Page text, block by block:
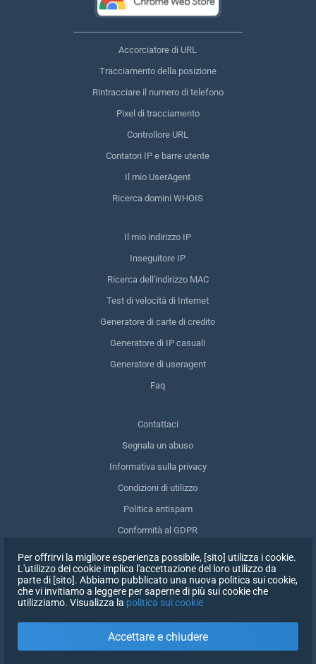
Accorciatore di URL
Tracciamento della posizione
Rintracciare il numero di telefono
Pixel di tracciamento
Controllore URL
Contatori IP e barre utente
Il mio UserAgent
Ricerca domini WHOIS
Il mio indirizzo IP
Inseguitore IP
Ricerca dell'indirizzo MAC
Test di velocità di Internet
Generatore di carte di credito
Generatore di IP casuali
Generatore di useragent
Faq
Contattaci
Segnala un abuso
Informativa sulla privacy
Condizioni di utilizzo
Politica antispam
Conformità al GDPR
Cancellare i miei dati
Ritirare il consenso
ACCEDI
Per offrirvi la migliore esperienza possibile, [sito] utilizza i cookie.
L'utilizzo dei cookie implica l'accettazione del loro utilizzo da
parte di [sito]. Abbiamo pubblicato una nuova politica sui cookie,
che vi invitiamo a leggere per saperne di più sui cookie che
utilizziamo. Visualizza la politica sui cookie
Accettare e chiudere